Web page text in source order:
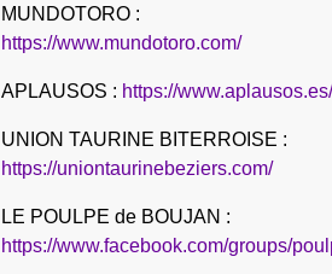
MUNDOTORO :
https://www.mundotoro.com/
APLAUSOS : https://www.aplausos.es/
UNION TAURINE BITERROISE :
https://uniontaurinebeziers.com/
LE POULPE de BOUJAN :
https://www.facebook.com/groups/